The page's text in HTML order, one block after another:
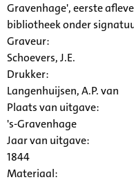
Gravenhage', eerste
bibliotheek onder
Graveur:
Schoevers, J.E.
Drukker:
Langenhuijsen, A.P. van
Plaats van uitgave:
's-Gravenhage
Jaar van uitgave:
1844
Materiaal: